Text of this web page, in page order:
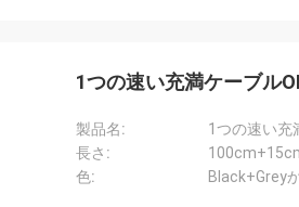
1つの速い充満ケーブル
製品名:
1つの速い充
長さ:
色:
Black+Grey